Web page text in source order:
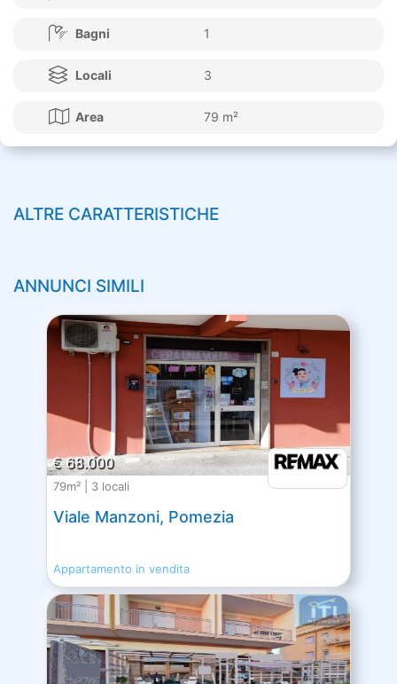
Bagni 1
Locali 3
Area 79 m²
ALTRE CARATTERISTICHE
ANNUNCI SIMILI
€ 68.000
79m² | 3 locali
Viale Manzoni, Pomezia
Appartamento in vendita